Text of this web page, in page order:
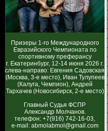
Призеры 1-го Международного
Евразийского Чемпионата по
спортивному преферансу
г. Екатеринбург, 12-14 июня 2026 г.
слева-направо: Евгения Садовская
(Москва, 3-е место), Иван Тулупеев
(Калуга, Чемпион), Андрей
Тархачев (Новосибирск, 2-е место)
Главный Судья ФСПР
Александр Молчанов.
телефон: +7(916) 742-16-03,
e-mail: abmolabmol@gmail.com